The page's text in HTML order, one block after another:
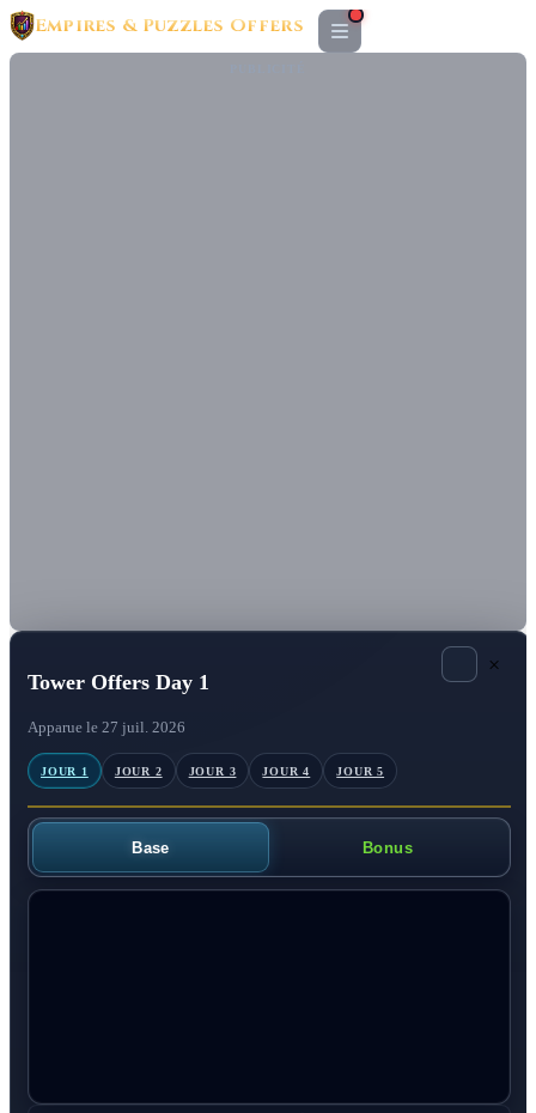
Empires & Puzzles Offers
Tower Offers Day 1
Apparue le 27 juil. 2026
×
JOUR 1 JOUR 2 JOUR 3 JOUR 4 JOUR 5
Base Bonus